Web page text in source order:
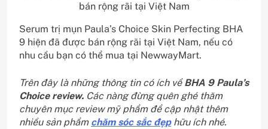
bán rộng rãi tại Việt Nam
Serum trị mụn Paula’s Choice Skin Perfecting BHA
9 hiện đã được bán rộng rãi tại Việt Nam, nếu có
nhu cầu bạn có thể mua tại NewwayMart.
Trên đây là những thông tin có ích vềBHA 9 Paula’s
Choice review. Các nàng đừng quên ghé thăm
chuyên mục review mỹ phẩm để cập nhật thêm
nhiều sản phẩm chăm sóc sắc đẹphữu ích nhé.